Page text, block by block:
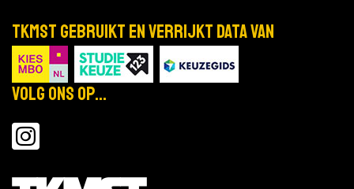
TKMST gebruikt en verrijkt data van
Volg ons op...